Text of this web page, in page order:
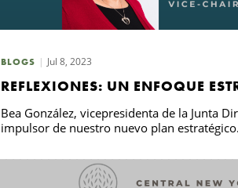
BLOGS Jul 8, 2023
REFLEXIONES: UN ENFOQUE
Bea González, vicepresidenta de la Junta
impulsor de nuestro nuevo plan estratégico.